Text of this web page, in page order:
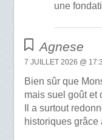
une
Agnese
7 JUILLET 2026 @
Bien sûr que
mais suel goût et
Il a surtout
historiques grâce